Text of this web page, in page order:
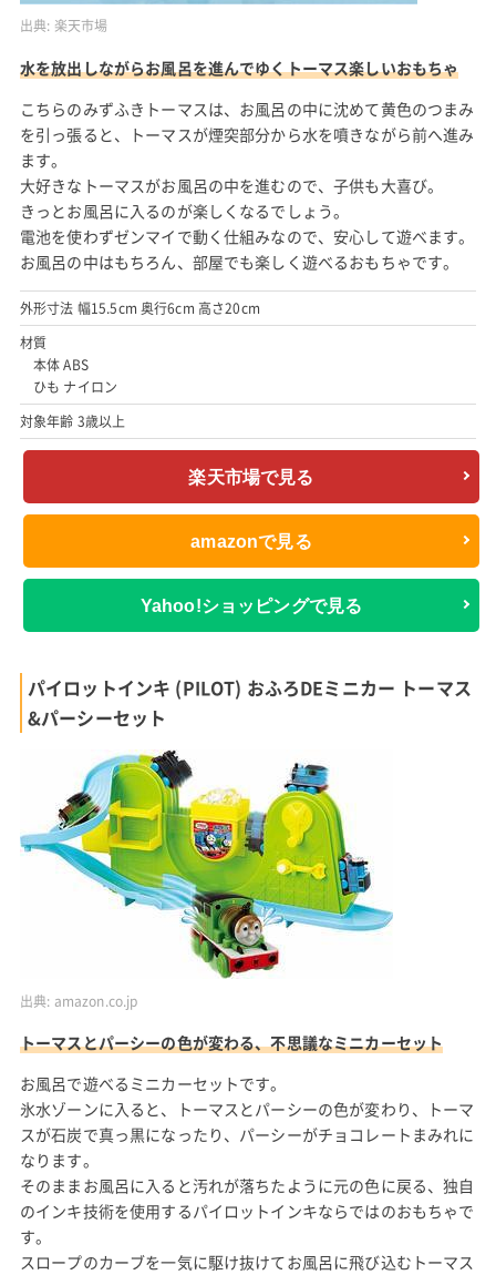
出典: 楽天市場
水を放出しながらお風呂を進んでゆくトーマス楽しいおもちゃ
こちらのみずふきトーマスは、お風呂の中に沈めて黄色のつまみ
を引っ張ると、トーマスが煙突部分から水を噴きながら前へ進み
ます。
大好きなトーマスがお風呂の中を進むので、子供も大喜び。
きっとお風呂に入るのが楽しくなるでしょう。
電池を使わずゼンマイで動く仕組みなので、安心して遊べます。
お風呂の中はもちろん、部屋でも楽しく遊べるおもちゃです。
外形寸法 幅15.5cm 奥行6cm 高さ20cm
材質
本体 ABS
ひも ナイロン
対象年齢 3歳以上
楽天市場で見る
amazonで見る
Yahoo!ショッピングで見る
パイロットインキ (PILOT) おふろDEミニカー トーマス
&パーシーセット
出典: amazon.co.jp
トーマスとパーシーの色が変わる、不思議なミニカーセット
お風呂で遊べるミニカーセットです。
氷水ゾーンに入ると、トーマスとパーシーの色が変わり、トーマ
スが石炭で真っ黒になったり、パーシーがチョコレートまみれに
なります。
そのままお風呂に入ると汚れが落ちたように元の色に戻る、独自
のインキ技術を使用するパイロットインキならではのおもちゃで
す。
スロープのカーブを一気に駆け抜けてお風呂に飛び込むトーマス